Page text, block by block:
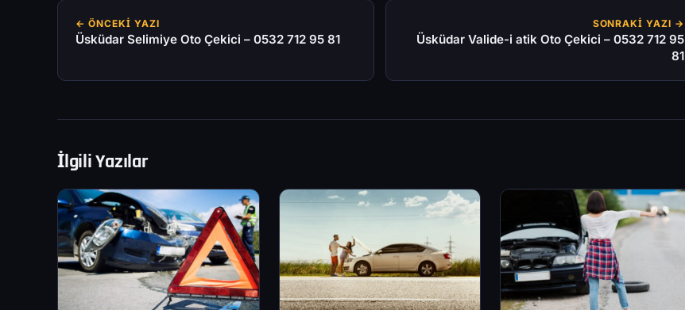
← ÖNCEKI YAZI
Üsküdar Selimiye Oto Çekici – 0532 712 95 81
SONRAKI YAZI →
Üsküdar Valide-i atik Oto Çekici – 0532 712 95
81
İlgili Yazılar